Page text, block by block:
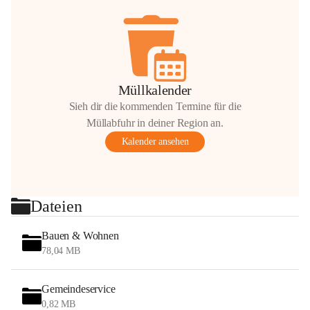
Müllkalender
Sieh dir die kommenden Termine für die
Müllabfuhr in deiner Region an.
Kalender ansehen
Dateien
Bauen & Wohnen
78,04 MB
Gemeindeservice
0,82 MB